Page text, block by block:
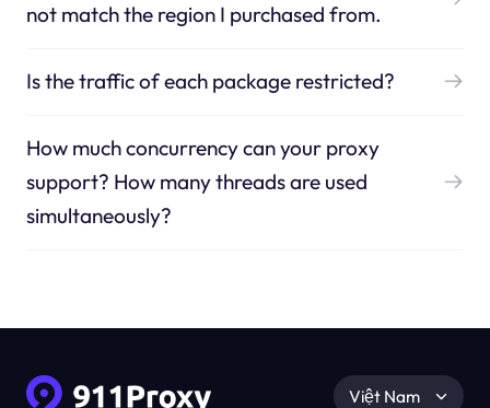
not match the region I purchased from.
Is the traffic of each package restricted?
How much concurrency can your proxy
support? How many threads are used
simultaneously?
Việt Nam